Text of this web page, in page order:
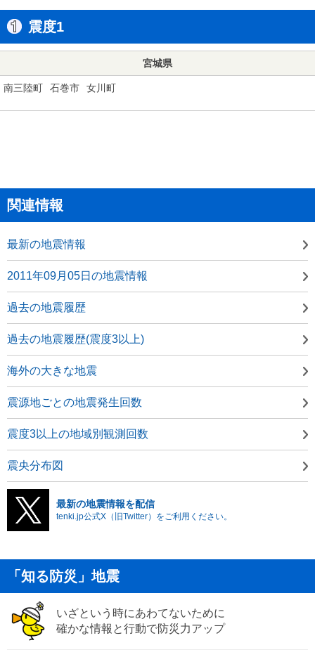
震度1
宮城県
南三陸町 石巻市 女川町
関連情報
最新の地震情報
2011年09月05日の地震情報
過去の地震履歴
過去の地震履歴(震度3以上)
海外の大きな地震
震源地ごとの地震発生回数
震度3以上の地域別観測回数
震央分布図
最新の地震情報を配信
tenki.jp公式X（旧Twitter）をご利用ください。
「知る防災」地震
いざという時にあわてないために
確かな情報と行動で防災力アップ